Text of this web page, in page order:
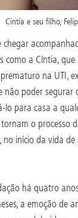
Cíntia e seu filho,
como a Cíntia,
na UTI,
não poder segurar
lo para casa a
tornam o processo
início da vida de
há quatro
a emoção de